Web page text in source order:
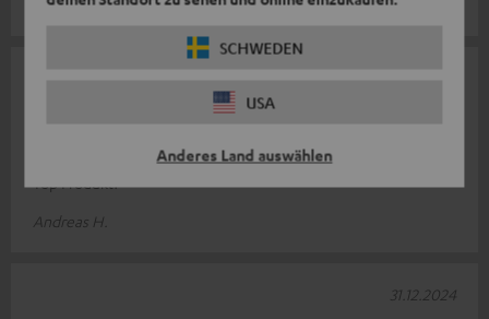
SCHWEDEN
USA
Anderes Land auswählen
Elisabeth M.
Wie immer, passt alles! Super Lieferung, keinerlei Klangverlust,
Top Produkt!
Andreas H.
31.12.2024